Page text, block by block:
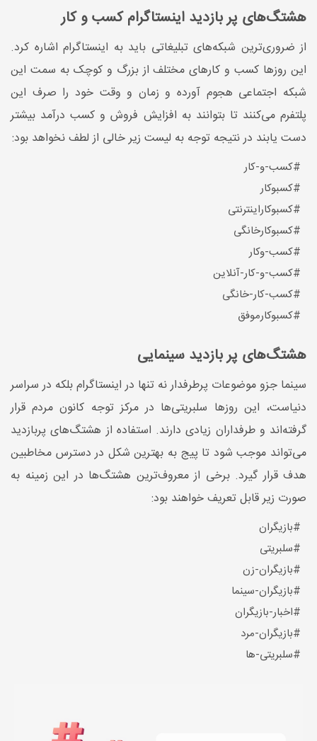
هشتگ‌های پر بازدید اینستاگرام کسب و کار
از ضروری‌ترین شبکه‌های تبلیغاتی باید به اینستاگرام اشاره کرد.
این روزها کسب و کارهای مختلف از بزرگ و کوچک به سمت این
شبکه اجتماعی هجوم آورده و زمان و وقت خود را صرف این
پلتفرم می‌کنند تا بتوانند به افزایش فروش و کسب درآمد بیشتر
دست یابند در نتیجه توجه به لیست زیر خالی از لطف نخواهد بود:
#کسب-و-کار
#کسبوکار
#کسبوکاراینترنتی
#کسبوکارخانگی
#کسب-وکار
#کسب-و-کار-آنلاین
#کسب-کار-خانگی
#کسبوکارموفق
هشتگ‌های پر بازدید سینمایی
سینما جزو موضوعات پرطرفدار نه تنها در اینستاگرام بلکه در سراسر
دنیاست، این روزها سلبریتی‌ها در مرکز توجه کانون مردم قرار
گرفته‌اند و طرفداران زیادی دارند. استفاده از هشتگ‌های پربازدید
می‌تواند موجب شود تا پیج به بهترین شکل در دسترس مخاطبین
هدف قرار گیرد. برخی از معروف‌ترین هشتگ‌ها در این زمینه به
صورت زیر قابل تعریف خواهند بود:
#بازیگران
#سلبریتی
#بازیگران-زن
#بازیگران-سینما
#اخبار-بازیگران
#بازیگران-مرد
#سلبریتی-ها